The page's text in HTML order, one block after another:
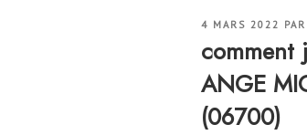
PUBLIÉ
4 MARS 2022 PAR
comment
ANGE
(06700)